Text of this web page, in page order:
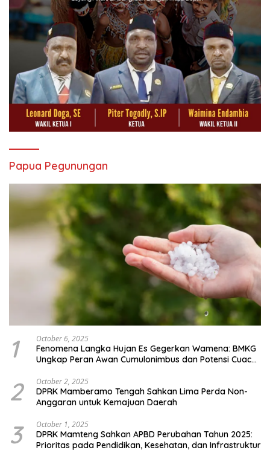
Papua Pegunungan
1 October 6, 2025
Fenomena Langka Hujan Es Gegerkan Wamena: BMKG
Ungkap Peran Awan Cumulonimbus dan Potensi Cuaca
2 October 2, 2025
DPRK Mamberamo Tengah Sahkan Lima Perda Non-
Anggaran untuk Kemajuan Daerah
3 October 1, 2025
DPRK Mamteng Sahkan APBD Perubahan Tahun 2025:
Prioritas pada Pendidikan, Kesehatan, dan Infrastruktur